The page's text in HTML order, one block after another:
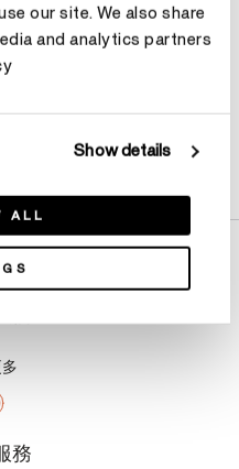
our site. We also share
and analytics partners
Show details
ALL
務